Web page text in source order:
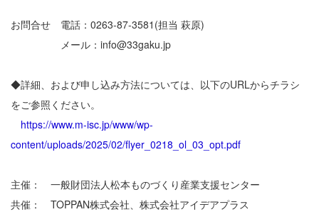
お問合せ 電話：0263-87-3581(担当 萩原)
メール：info@33gaku.jp
◆詳細、および申し込み方法については、以下のURLからチラシ
をご参照ください。
https://www.m-isc.jp/www/wp-
content/uploads/2025/02/flyer_0218_ol_03_opt.pdf
主催： 一般財団法人松本ものづくり産業支援センター
共催： TOPPAN株式会社、株式会社アイデアプラス